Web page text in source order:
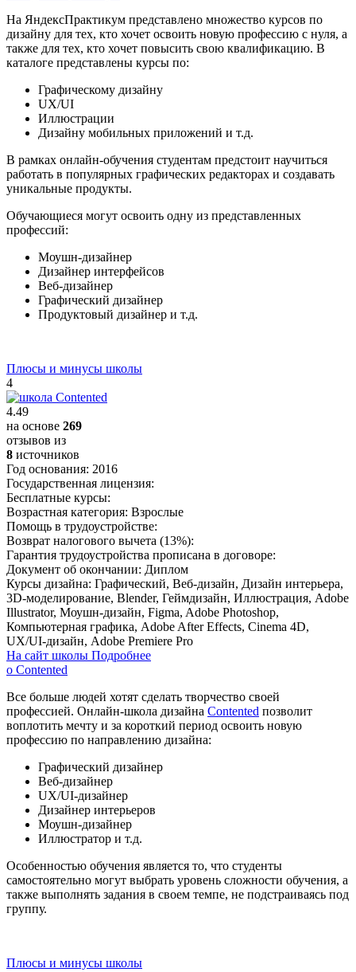
На ЯндексПрактикум представлено множество курсов по
дизайну для тех, кто хочет освоить новую профессию с нуля, а
также для тех, кто хочет повысить свою квалификацию. В
каталоге представлены курсы по:
Графическому дизайну
UX/UI
Иллюстрации
Дизайну мобильных приложений и т.д.
В рамках онлайн-обучения студентам предстоит научиться
работать в популярных графических редакторах и создавать
уникальные продукты.
Обучающиеся могут освоить одну из представленных
профессий:
Моушн-дизайнер
Дизайнер интерфейсов
Веб-дизайнер
Графический дизайнер
Продуктовый дизайнер и т.д.
Плюсы и минусы школы
4
4.49
на основе 269
отзывов из
8 источников
Год основания: 2016
Государственная лицензия:
Бесплатные курсы:
Возрастная категория: Взрослые
Помощь в трудоустройстве:
Возврат налогового вычета (13%):
Гарантия трудоустройства прописана в договоре:
Документ об окончании: Диплом
Курсы дизайна: Графический, Веб-дизайн, Дизайн интерьера,
3D-моделирование, Blender, Геймдизайн, Иллюстрация, Adobe
Illustrator, Моушн-дизайн, Figma, Adobe Photoshop,
Компьютерная графика, Adobe After Effects, Cinema 4D,
UX/UI-дизайн, Adobe Premiere Pro
На сайт школы Подробнее
о Contented
Все больше людей хотят сделать творчество своей
профессией. Онлайн-школа дизайна Contented позволит
воплотить мечту и за короткий период освоить новую
профессию по направлению дизайна:
Графический дизайнер
Веб-дизайнер
UX/UI-дизайнер
Дизайнер интерьеров
Моушн-дизайнер
Иллюстратор и т.д.
Особенностью обучения является то, что студенты
самостоятельно могут выбрать уровень сложности обучения, а
также выполнять задания в своем темпе, не подстраиваясь под
группу.
Плюсы и минусы школы